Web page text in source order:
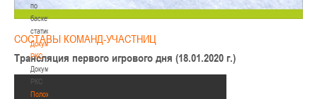
по
баскетбольной
статистике
Документы
РКС
Документы
РКС
Положение
СОСТАВЫ КОМАНД-УЧАСТНИЦ
Трансляция первого игрового дня (18.01.2020 г.)